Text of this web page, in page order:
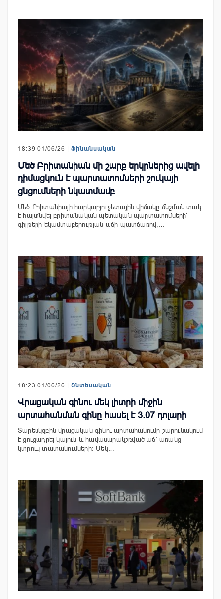
18:39 01/06/26 | Ֆինանսական
Մեծ Բրիտանիան մի շարք երկրներից ավելի
դիմացկուն է պարտատոմսերի շուկայի
ցնցումների նկատմամբ
Մեծ Բրիտանիայի հարկաբյուջետային վիճակը ճնշման տակ
է հայտնվել բրիտանական պետական պարտատոմսերի՝
գիլթերի եկամտաբերության աճի պատճառով,…
18:23 01/06/26 | Տնտեսական
Վրացական գինու մեկ լիտրի միջին
արտահանման գինը հասել է 3.07 դոլարի
Տարեսկզբին վրացական գինու արտահանումը շարունակում
է ցուցադրել կայուն և հավասարակշռված աճ՝ առանց
կտրուկ տատանումների։ Մեկ…